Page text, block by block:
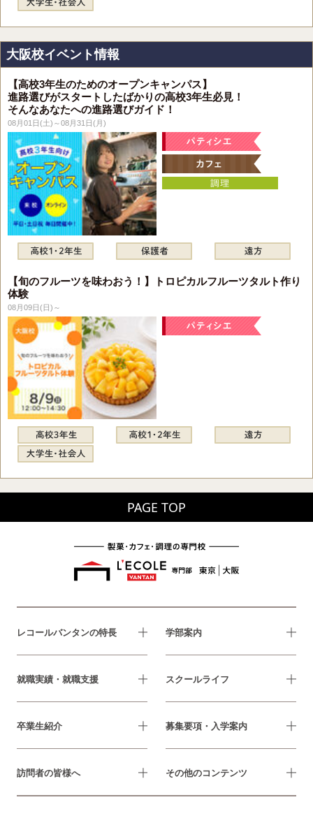
大阪校イベント情報
【高校3年生のためのオープンキャンパス】
進路選びがスタートしたばかりの高校3年生必見！
そんなあなたへの進路選びガイド！
08月01日(土)～08月31日(月)
【旬のフルーツを味わおう！】トロピカルフルーツタルト作り
体験
08月09日(日)～
PAGE TOP
レコールバンタンの特長 学部案内
就職実績・就職支援 スクールライフ
卒業生紹介 募集要項・入学案内
訪問者の皆様へ その他のコンテンツ